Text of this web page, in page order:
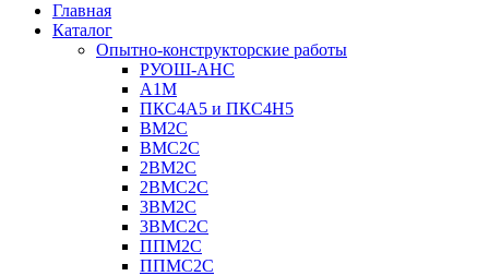
Главная
Каталог
Опытно-конструкторские работы
РУОШ-АНС
А1М
ПКС4А5 и ПКС4Н5
ВМ2С
ВМС2С
2ВМ2С
2ВМС2С
3ВМ2С
3ВМС2С
ППМ2С
ППМС2С